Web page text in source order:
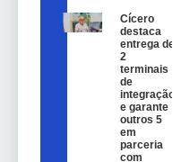
Cícero
destaca
entrega de
2
terminais
de
integração
e garante
outros 5
em
parceria
com